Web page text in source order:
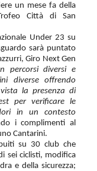
un mese fa della
Città di San
Under 23 su
sarà puntato
Giro Next Gen
percorsi diversi e
diverse offrendo
la presenza di
per verificare le
in un contesto
i complimenti al
Cantarini.
su 30 club che
sei ciclisti, modifica
e della sicurezza;